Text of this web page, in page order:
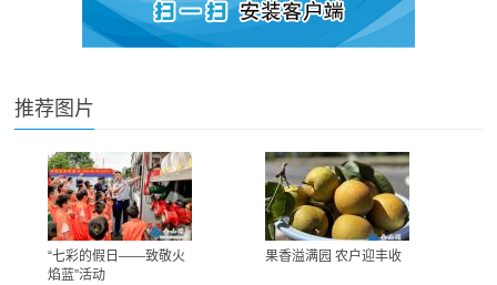
推荐图片
“七彩的假日——致敬火
焰蓝”活动
果香溢满园 农户迎丰收